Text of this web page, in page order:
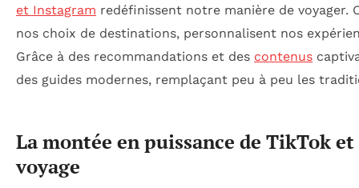
et Instagram redéfinissent notre manière de
nos choix de destinations, personnalisent nos
Grâce à des recommandations et des contenus
des guides modernes, remplaçant peu à peu les
La montée en puissance de TikTok
voyage